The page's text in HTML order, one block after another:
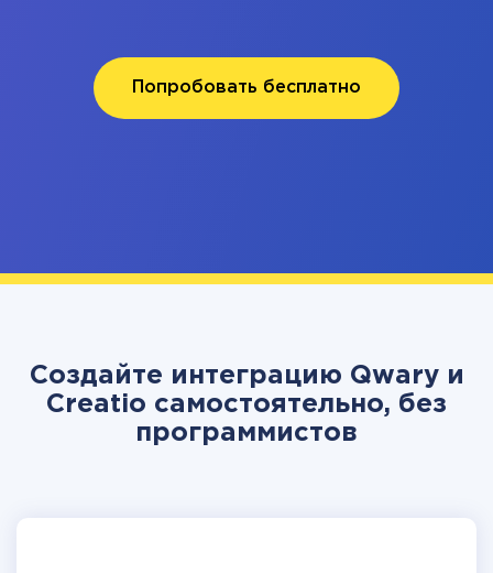
Попробовать бесплатно
Создайте интеграцию Qwary и
Creatio самостоятельно, без
программистов